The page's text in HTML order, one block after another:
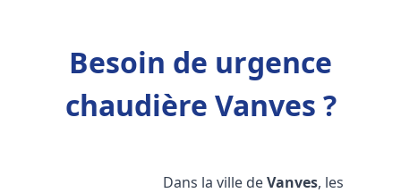
Besoin de urgence
chaudière Vanves ?
Dans la ville deVanves, les